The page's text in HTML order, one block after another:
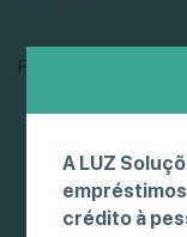
A LUZ
crédito à
Fonte: Broadcast